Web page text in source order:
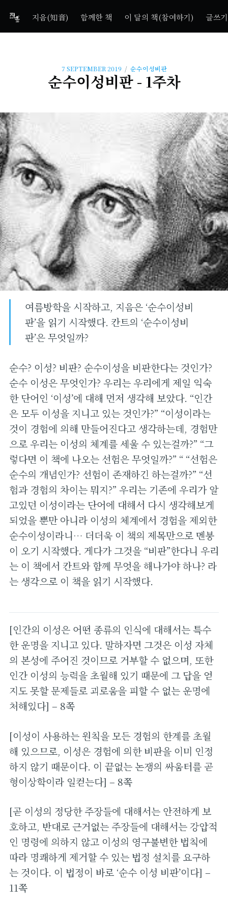
지음(知音) 함께한 책 이 달의 책(참여하기) 글쓰기
7 SEPTEMBER 2019 / 순수이성비판
순수이성비판 - 1주차
여름방학을 시작하고, 지음은 ‘순수이성비
판’을 읽기 시작했다. 칸트의 ‘순수이성비
판’은 무엇일까?
순수? 이성? 비판? 순수이성을 비판한다는 것인가?
순수 이성은 무엇인가? 우리는 우리에게 제일 익숙
한 단어인 ‘이성’에 대해 먼저 생각해 보았다. “인간
은 모두 이성을 지니고 있는 것인가?” “이성이라는
것이 경험에 의해 만들어진다고 생각하는데, 경험만
으로 우리는 이성의 체계를 세울 수 있는걸까?” “그
렇다면 이 책에 나오는 선험은 무엇일까?” “ “선험은
순수의 개념인가? 선험이 존재하긴 하는걸까?” “선
험과 경험의 차이는 뭐지?” 우리는 기존에 우리가 알
고있던 이성이라는 단어에 대해서 다시 생각해보게
되었을 뿐만 아니라 이성의 체계에서 경험을 제외한
순수이성이라니… 더더욱 이 책의 제목만으로 멘붕
이 오기 시작했다. 게다가 그것을 “비판”한다니 우리
는 이 책에서 칸트와 함께 무엇을 해나가야 하나? 라
는 생각으로 이 책을 읽기 시작했다.
[인간의 이성은 어떤 종류의 인식에 대해서는 특수
한 운명을 지니고 있다. 말하자면 그것은 이성 자체
의 본성에 주어진 것이므로 거부할 수 없으며, 또한
인간 이성의 능력을 초월해 있기 때문에 그 답을 얻
지도 못할 문제들로 괴로움을 피할 수 없는 운명에
처해있다] – 8쪽
[이성이 사용하는 원칙을 모든 경험의 한계를 초월
해 있으므로, 이성은 경험에 의한 비판을 이미 인정
하지 않기 때문이다. 이 끝없는 논쟁의 싸움터를 곧
형이상학이라 일컫는다] – 8쪽
[곧 이성의 정당한 주장들에 대해서는 안전하게 보
호하고, 반대로 근거없는 주장들에 대해서는 강압적
인 명령에 의하지 않고 이성의 영구불변한 법칙에
따라 명쾌하게 제거할 수 있는 법정 설치를 요구하
는 것이다. 이 법정이 바로 ‘순수 이성 비판’이다] –
11쪽